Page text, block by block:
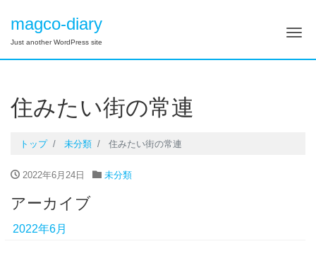
magco-diary
Just another WordPress site ナ
住みたい街の常連
トップ 未分類 住みたい街の常連
2022年6月24日 未分類
アーカイブ
2022年6月